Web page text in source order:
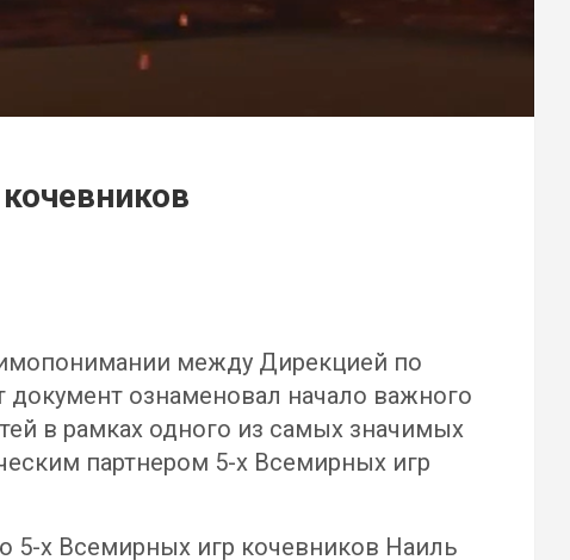
между Дирекцией по
ознаменовал начало важного
в рамках одного из самых значимых
партнером 5-х Всемирных игр
5-х Всемирных игр кочевников Наиль